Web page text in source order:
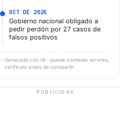
OCT DE 2025
Gobierno nacional obligado a
pedir perdón por 27 casos de
falsos positivos
✨ Generado con IA · puede contener errores,
verifícalo antes de compartir.
PUBLICIDAD